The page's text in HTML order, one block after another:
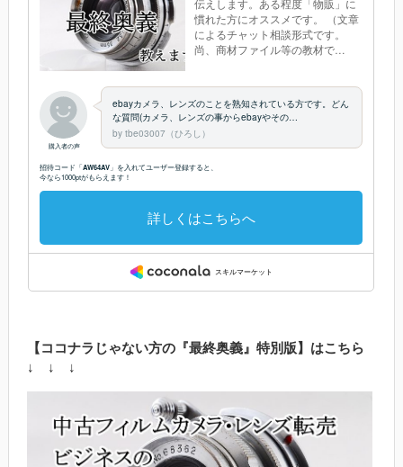
【ココナラじゃない方の『最終奥義』特別版】はこちら
↓ ↓ ↓